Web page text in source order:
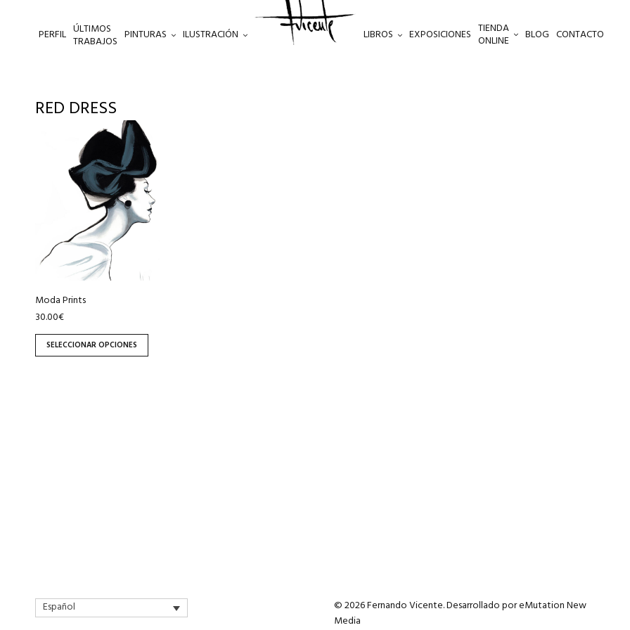
PERFIL ÚLTIMOS
TRABAJOS PINTURAS ILUSTRACIÓN LIBROS EXPOSICIONES TIENDA
ONLINE BLOG CONTACTO
RED DRESS
Moda Prints
30.00€
SELECCIONAR OPCIONES
múltiples
opciones
pueden
en
la
página
de
Español © 2026 Fernando Vicente. Desarrollado poreMutation New
Media